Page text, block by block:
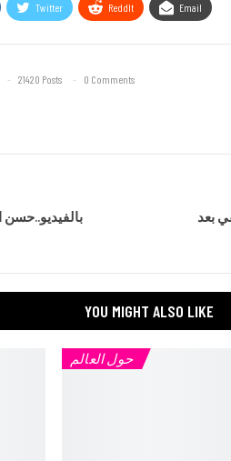
Twitter ReddIt Email
21420 Posts 0 Comments
بالفيديو..حسن
بعد
YOU MIGHT ALSO LIKE
حول العالم